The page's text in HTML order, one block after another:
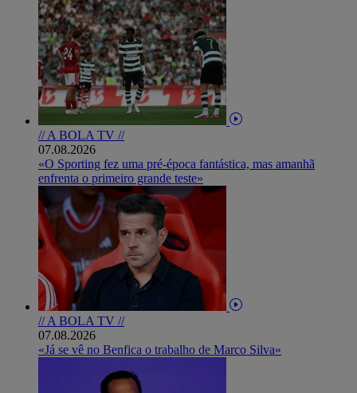
// A BOLA TV //
07.08.2026
«O Sporting fez uma pré-época fantástica, mas amanhã
enfrenta o primeiro grande teste»
// A BOLA TV //
07.08.2026
«Já se vê no Benfica o trabalho de Marco Silva»